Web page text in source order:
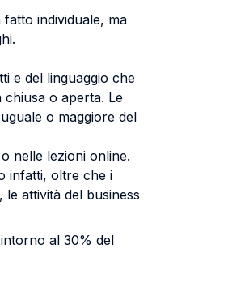
individuale, ma
e del linguaggio che
chiusa o aperta. Le
o maggiore del
nelle lezioni online.
infatti, oltre che i
attività del business
al 30% del